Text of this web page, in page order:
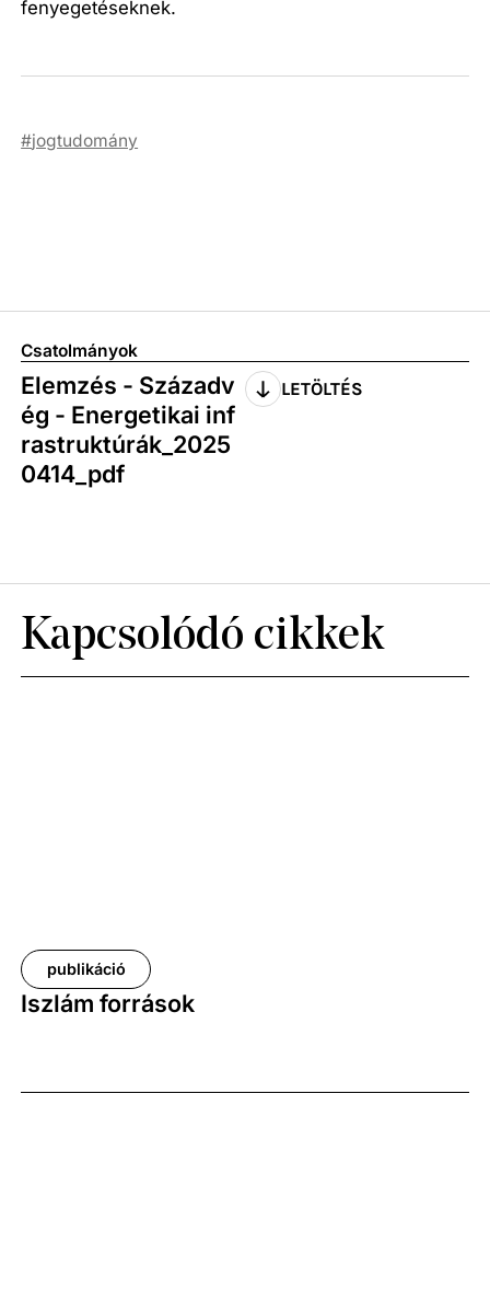
fenyegetéseknek.
jogtudomány
Csatolmányok
Elemzés - Századv
ég - Energetikai inf
rastruktúrák_2025
0414_pdf
LETÖLTÉS
Kapcsolódó cikkek
publikáció
Iszlám források